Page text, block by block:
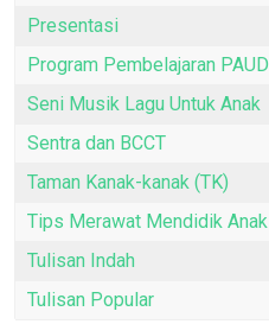
Presentasi
Program Pembelajaran PAUD
Seni Musik Lagu Untuk Anak
Sentra dan BCCT
Taman Kanak-kanak (TK)
Tips Merawat Mendidik Anak
Tulisan Indah
Tulisan Popular